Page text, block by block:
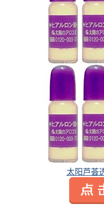
太阳芦荟